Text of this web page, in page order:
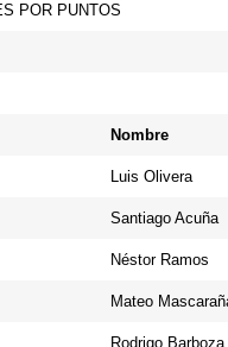
POR PUNTOS
Nombre
Luis Olivera
Santiago Acuña
Néstor Ramos
Mateo
Rodrigo Barboza